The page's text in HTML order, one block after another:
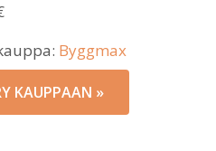
Byggmax
KAUPPAAN »